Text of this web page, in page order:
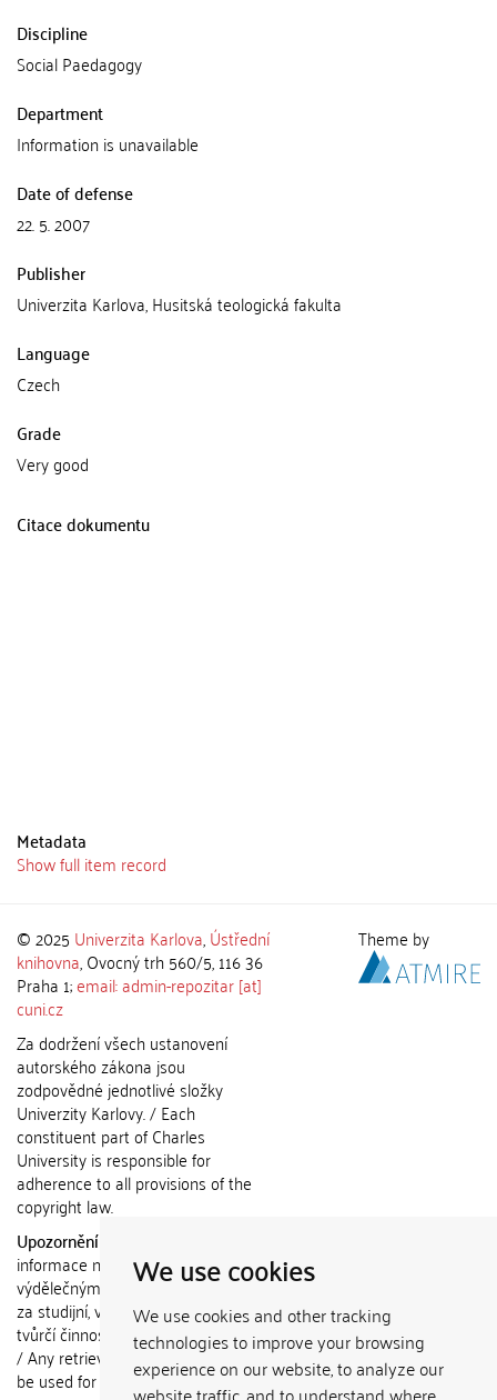
We use cookies
We use cookies and other tracking
technologies to improve your browsing
experience on our website, to analyze our
Discipline
Social Paedagogy
Department
Information is unavailable
Date of defense
22. 5. 2007
Publisher
Univerzita Karlova, Husitská teologická fakulta
Language
Czech
Grade
Very good
Citace dokumentu
Metadata
Show full item record
© 2025 Univerzita Karlova,Ústřední
knihovna, Ovocný trh 560/5, 116 36
Praha 1;email: admin-repozitar [at]
cuni.cz
Za dodržení všech ustanovení
autorského zákona jsou
zodpovědné jednotlivé složky
Univerzity Karlovy. / Each
constituent part of Charles
University is responsible for
adherence to all provisions of the
copyright law.
Upozornění / Notice:
informace nemohou být použity k
výdělečným účelům nebo vydávány
za studijní, vědeckou nebo jinou
tvůrčí činnost jiné osoby než autora.
/ Any retrieved information shall not
be used for any commercial
Theme by